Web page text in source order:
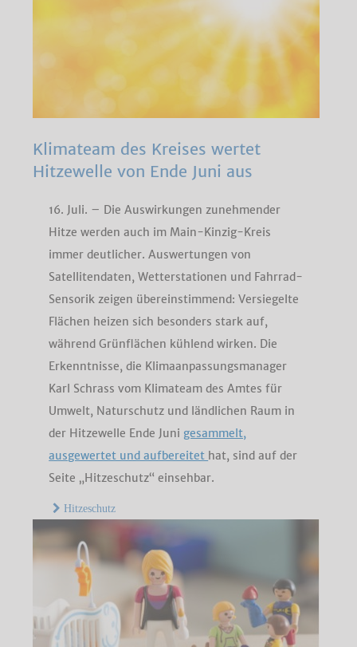
Klimateam des Kreises wertet
Hitzewelle von Ende Juni aus
16. Juli. – Die Auswirkungen zunehmender
Hitze werden auch im Main-Kinzig-Kreis
immer deutlicher. Auswertungen von
Satellitendaten, Wetterstationen und Fahrrad-
Sensorik zeigen übereinstimmend: Versiegelte
Flächen heizen sich besonders stark auf,
während Grünflächen kühlend wirken. Die
Erkenntnisse, die Klimaanpassungsmanager
Karl Schrass vom Klimateam des Amtes für
Umwelt, Naturschutz und ländlichen Raum in
der Hitzewelle Ende Juni gesammelt,
ausgewertet und aufbereitet hat, sind auf der
Seite „Hitzeschutz“ einsehbar.
Hitzeschutz